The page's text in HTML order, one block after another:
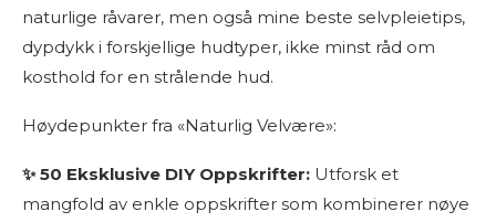
naturlige råvarer, men også mine beste selvpleietips,
dypdykk i forskjellige hudtyper, ikke minst råd om
kosthold for en strålende hud.
Høydepunkter fra «Naturlig Velvære»:
✨ 50 Eksklusive DIY Oppskrifter: Utforsk et
mangfold av enkle oppskrifter som kombinerer nøye